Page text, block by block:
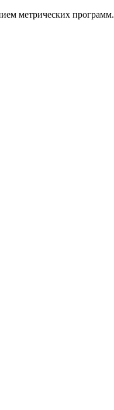
метрических программ.